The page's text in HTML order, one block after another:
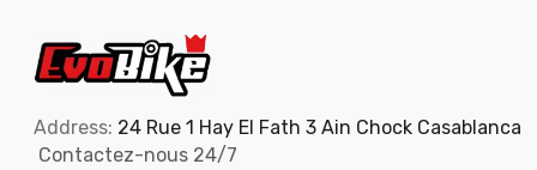
Address: 24 Rue 1 Hay El Fath 3 Ain Chock Casablanca
Contactez-nous 24/7